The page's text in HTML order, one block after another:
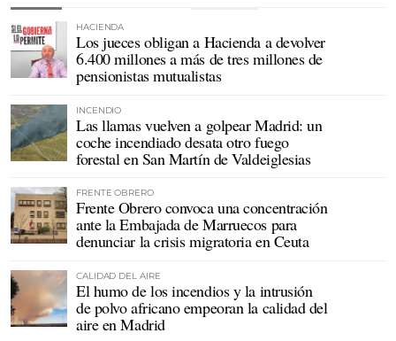
HACIENDA
Los jueces obligan a Hacienda a devolver
6.400 millones a más de tres millones de
pensionistas mutualistas
INCENDIO
Las llamas vuelven a golpear Madrid: un
coche incendiado desata otro fuego
forestal en San Martín de Valdeiglesias
FRENTE OBRERO
Frente Obrero convoca una concentración
ante la Embajada de Marruecos para
denunciar la crisis migratoria en Ceuta
CALIDAD DEL AIRE
El humo de los incendios y la intrusión
de polvo africano empeoran la calidad del
aire en Madrid